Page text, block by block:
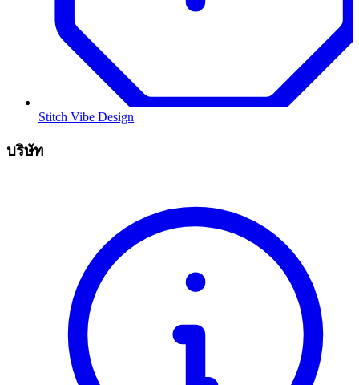
Stitch Vibe Design
บริษัท